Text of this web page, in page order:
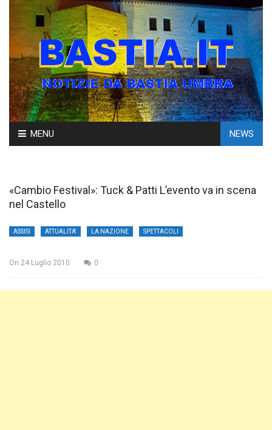
Skip
to
MENU NEWS
«Cambio Festival»: Tuck & Patti L’evento va in scena
nel Castello
ASSISI ATTUALITA' LA NAZIONE SPETTACOLI
On 24 Luglio 2010 0